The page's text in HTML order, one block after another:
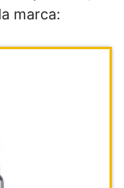
marca: